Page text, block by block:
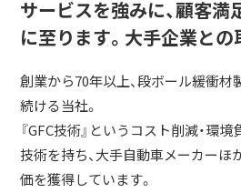
サービスを強みに、顧客満
に至ります。大手企業との
創業から70年以上、段ボール緩衝
続ける当社。
『GFC技術』というコスト削減・環
技術を持ち、大手自動車メーカー
価を獲得しています。